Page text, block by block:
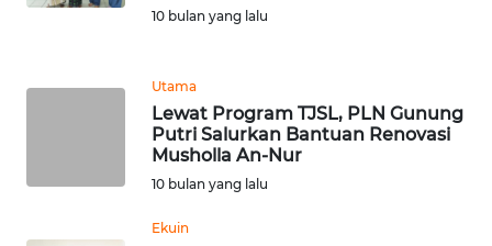
10 bulan yang lalu
Utama
Lewat Program TJSL, PLN Gunung
Putri Salurkan Bantuan Renovasi
Musholla An-Nur
10 bulan yang lalu
Ekuin